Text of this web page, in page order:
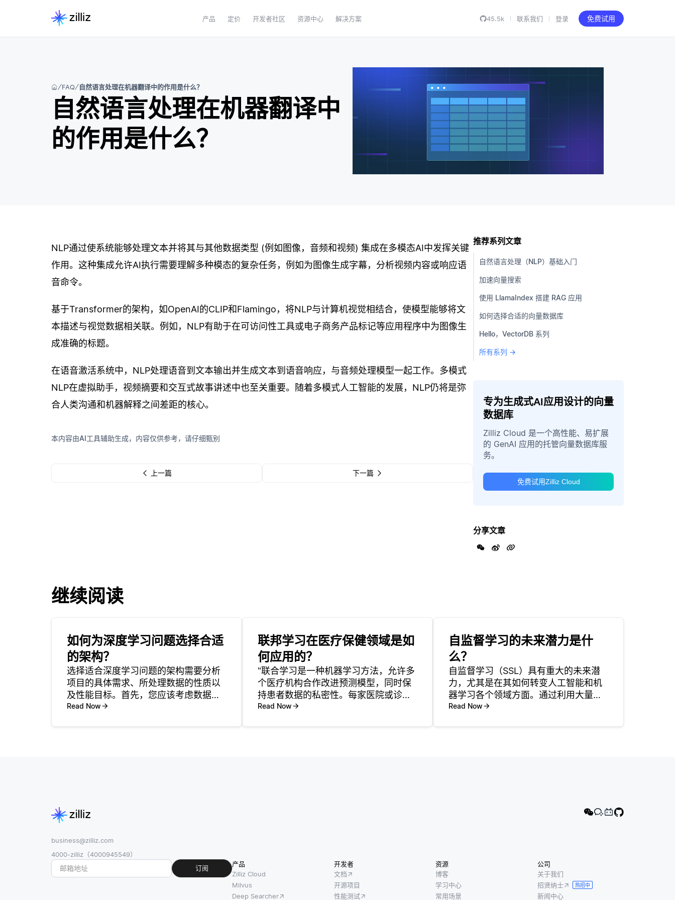
产品 定价 开发者社区 资源中心 解决方案 45.5k 联系我们 登录 免费试用
FAQ 自然语言处理在机器翻译中的作用是什么？
自然语言处理在机器翻译中
的作用是什么？
NLP通过使系统能够处理文本并将其与其他数据类型 (例如图像，音频和视频) 集成在多模态AI中发挥关键
作用。这种集成允许AI执行需要理解多种模态的复杂任务，例如为图像生成字幕，分析视频内容或响应语
音命令。
基于Transformer的架构，如OpenAI的CLIP和Flamingo，将NLP与计算机视觉相结合，使模型能够将文
本描述与视觉数据相关联。例如，NLP有助于在可访问性工具或电子商务产品标记等应用程序中为图像生
成准确的标题。
在语音激活系统中，NLP处理语音到文本输出并生成文本到语音响应，与音频处理模型一起工作。多模式
NLP在虚拟助手，视频摘要和交互式故事讲述中也至关重要。随着多模式人工智能的发展，NLP仍将是弥
合人类沟通和机器解释之间差距的核心。
本内容由AI工具辅助生成，内容仅供参考，请仔细甄别
上一篇 下一篇
推荐系列文章
自然语言处理（NLP）基础入门
加速向量搜索
使用 LlamaIndex 搭建 RAG 应用
如何选择合适的向量数据库
Hello，VectorDB 系列
所有系列 →
专为生成式AI应用设计的向量
数据库
Zilliz Cloud 是一个高性能、易扩展
的 GenAI 应用的托管向量数据库服
务。
免费试用Zilliz Cloud
分享文章
继续阅读
如何为深度学习问题选择合适
的架构？
选择适合深度学习问题的架构需要分析
项目的具体需求、所处理数据的性质以
及性能目标。首先，您应该考虑数据的
类型。例如，如果您处理的是图像，卷
Read Now
联邦学习在医疗保健领域是如
何应用的？
"联合学习是一种机器学习方法，允许多
个医疗机构合作改进预测模型，同时保
持患者数据的私密性。每家医院或诊所
利用其自身数据在本地训练模型，而不
Read Now
自监督学习的未来潜力是什
么？
自监督学习（SSL）具有重大的未来潜
力，尤其是在其如何转变人工智能和机
器学习各个领域方面。通过利用大量未
标记的数据，SSL技术使模型能够在不
Read Now
business@zilliz.com
4000-zilliz（4000945549）
订阅
产品
Zilliz Cloud
Milvus
Deep Searcher
开发者
文档
开源项目
性能测试
资源
博客
学习中心
常用场景
公司
关于我们
招贤纳士
热招中
新闻中心